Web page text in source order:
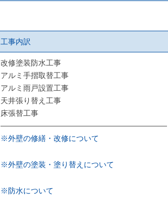
工事内訳
改修塗装防水工事
アルミ手摺取替工事
アルミ雨戸設置工事
天井張り替え工事
床張替工事
——————————————————————
※外壁の修繕・改修について
※外壁の塗装・塗り替えについて
※防水について